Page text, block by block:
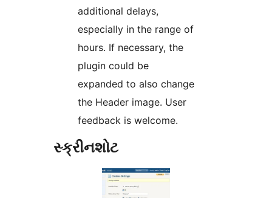
additional delays,
especially in the range of
hours. If necessary, the
plugin could be
expanded to also change
the Header image. User
feedback is welcome.
સ્ક્રીનશોટ